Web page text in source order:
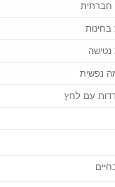
חברתית
נפשית
עם לחץ